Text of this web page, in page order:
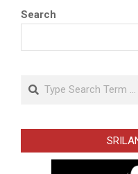
Search
Search